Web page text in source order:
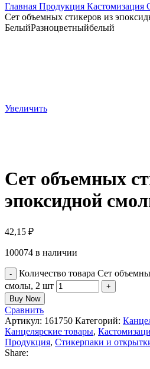
Главная Продукция Кастомизация
Сет объемных стикеров из
БелыйРазноцветныйбелый
Увеличить
Сет объемных
эпоксидной
42,15 ₽
100074 в наличии
Количество товара Сет
смолы, 2 шт
Buy Now
Сравнить
Артикул: 161750 Категорий:
Канцелярские товары,
Продукция, Стикерпаки и
Share: